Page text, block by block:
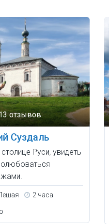
отзывов
Суздаль
Руси, увидеть
2 часа